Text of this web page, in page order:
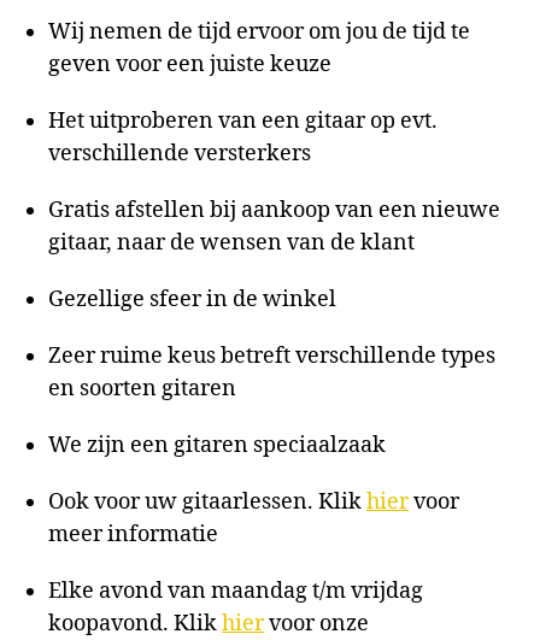
Wij nemen de tijd ervoor om jou de tijd te
geven voor een juiste keuze
Het uitproberen van een gitaar op evt.
verschillende versterkers
Gratis afstellen bij aankoop van een nieuwe
gitaar, naar de wensen van de klant
Gezellige sfeer in de winkel
Zeer ruime keus betreft verschillende types
en soorten gitaren
We zijn een gitaren speciaalzaak
Ook voor uw gitaarlessen. Klikhiervoor
meer informatie
Elke avond van maandag t/m vrijdag
koopavond. Klikhiervoor onze